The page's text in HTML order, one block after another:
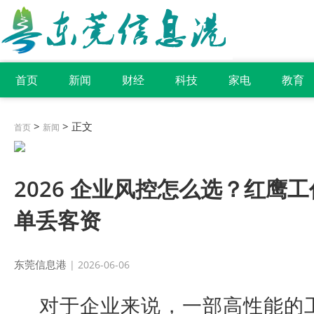
首页 新闻 财经 科技 家电 教育
首页 > 新闻 > 正文
2026 企业风控怎么选？红鹰
单丢客资
东莞信息港 | 2026-06-06
对于企业来说，一部高性能的